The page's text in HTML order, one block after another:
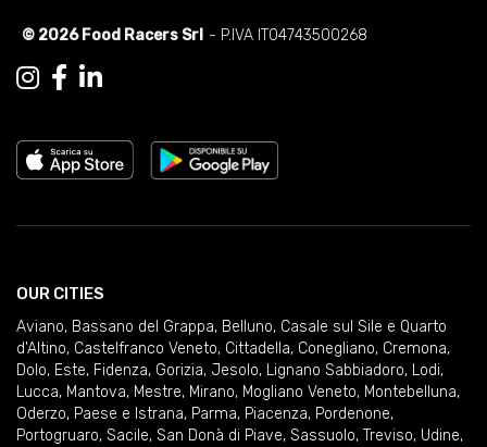
© 2026 Food Racers Srl - P.IVA IT04743500268
OUR CITIES
Aviano, Bassano del Grappa, Belluno, Casale sul Sile e Quarto
d'Altino, Castelfranco Veneto, Cittadella, Conegliano, Cremona,
Dolo, Este, Fidenza, Gorizia, Jesolo, Lignano Sabbiadoro, Lodi,
Lucca, Mantova, Mestre, Mirano, Mogliano Veneto, Montebelluna,
Oderzo, Paese e Istrana, Parma, Piacenza, Pordenone,
Portogruaro, Sacile, San Donà di Piave, Sassuolo, Treviso, Udine,